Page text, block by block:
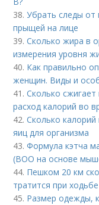
38.Убрать следы от
прыщей на лице
39.Сколько жира в
измерения уровня
40. Как правильно
женщин. Виды и
41.Сколько
расход калорий во
42.Сколько
яиц для организма
43.Формула кэтча
(ВОО на основе
44. Пешком 20 км
тратится при
45. Размер одежды,